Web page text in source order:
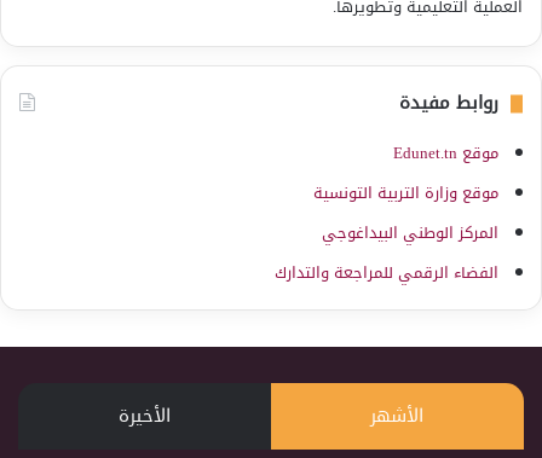
العملية التعليمية وتطويرها.
روابط مفيدة
موقع Edunet.tn
موقع وزارة التربية التونسية
المركز الوطني البيداغوجي
الفضاء الرقمي للمراجعة والتدارك
الأشهر الأخيرة